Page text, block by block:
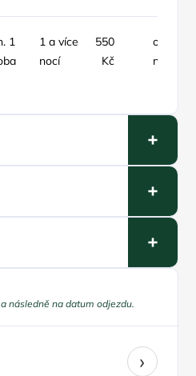
1
1 a více
nocí
550
Kč
osoba /
noc
následně na datum odjezdu.
›